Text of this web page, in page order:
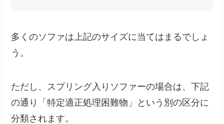
多くのソファは上記のサイズに当てはまるでしょ
う。
ただし、スプリング入りソファーの場合は、下記
の通り「特定適正処理困難物」という別の区分に
分類されます。